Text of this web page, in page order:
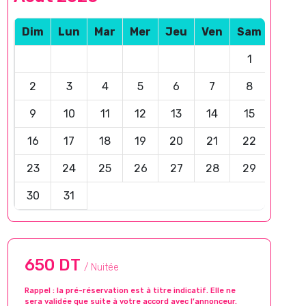
Dim Lun Mar Mer Jeu Ven Sam
1
2 3 4 5 6 7 8
9 10 11 12 13 14 15
16 17 18 19 20 21 22
23 24 25 26 27 28 29
30 31
650 DT / Nuitée
Rappel : la pré-réservation est à titre indicatif. Elle ne
sera validée que suite à votre accord avec l’annonceur.